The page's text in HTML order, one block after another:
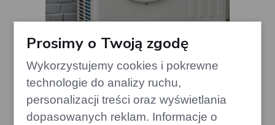
Pompa ciepła: Koszty serwisowe
przez 15 lat po instalacji
edithome.pl
Prosimy o Twoją zgodę
Wykorzystujemy cookies i pokrewne
technologie do analizy ruchu,
personalizacji treści oraz wyświetlania
dopasowanych reklam. Informacje o